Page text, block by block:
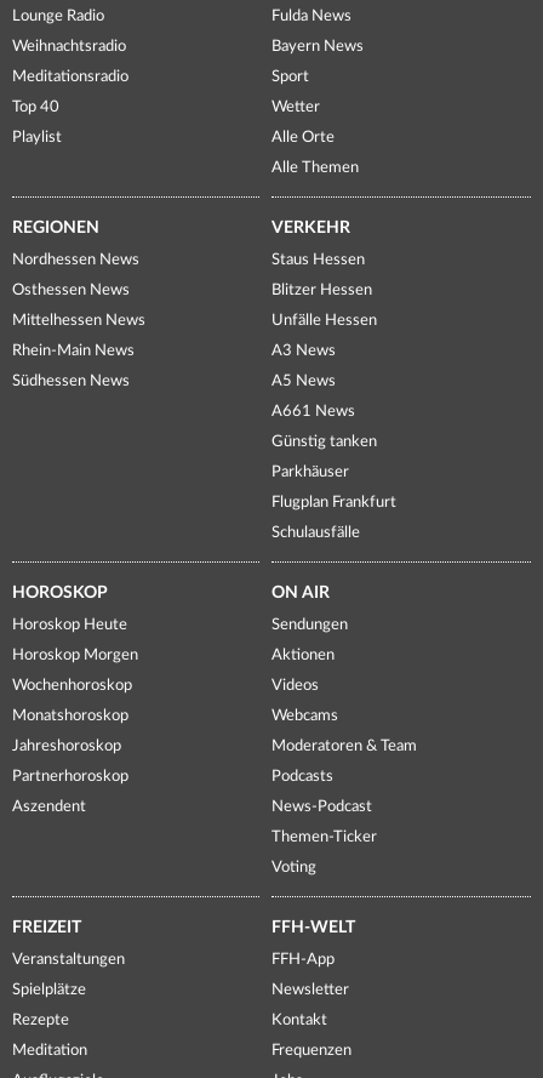
Lounge Radio
Weihnachtsradio
Meditationsradio
Top 40
Playlist
Fulda News
Bayern News
Sport
Wetter
Alle Orte
Alle Themen
REGIONEN
Nordhessen News
Osthessen News
Mittelhessen News
Rhein-Main News
Südhessen News
VERKEHR
Staus Hessen
Blitzer Hessen
Unfälle Hessen
A3 News
A5 News
A661 News
Günstig tanken
Parkhäuser
Flugplan Frankfurt
Schulausfälle
HOROSKOP
Horoskop Heute
Horoskop Morgen
Wochenhoroskop
Monatshoroskop
Jahreshoroskop
Partnerhoroskop
Aszendent
ON AIR
Sendungen
Aktionen
Videos
Webcams
Moderatoren & Team
Podcasts
News-Podcast
Themen-Ticker
Voting
FREIZEIT
Veranstaltungen
Spielplätze
Rezepte
Meditation
FFH-WELT
FFH-App
Newsletter
Kontakt
Frequenzen